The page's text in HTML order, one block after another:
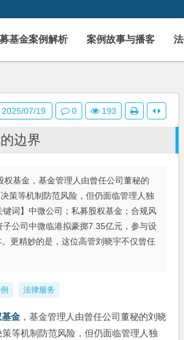
基金案例解析 案例故事与播客
边界
基金，基金管理人由曾任公司董秘的
策等机制防范风险，但仍面临管理人独
词】中微公司；私募股权基金；合规风
公司中微临港拟豪掷7.35亿元，参与设
更精妙的是，这位高管刘晓宇不仅曾任
法律服务
金 ，基金管理人由曾任公司董秘的刘晓
等机制防范风险，但仍面临管理人独
2025/07/19 0 193